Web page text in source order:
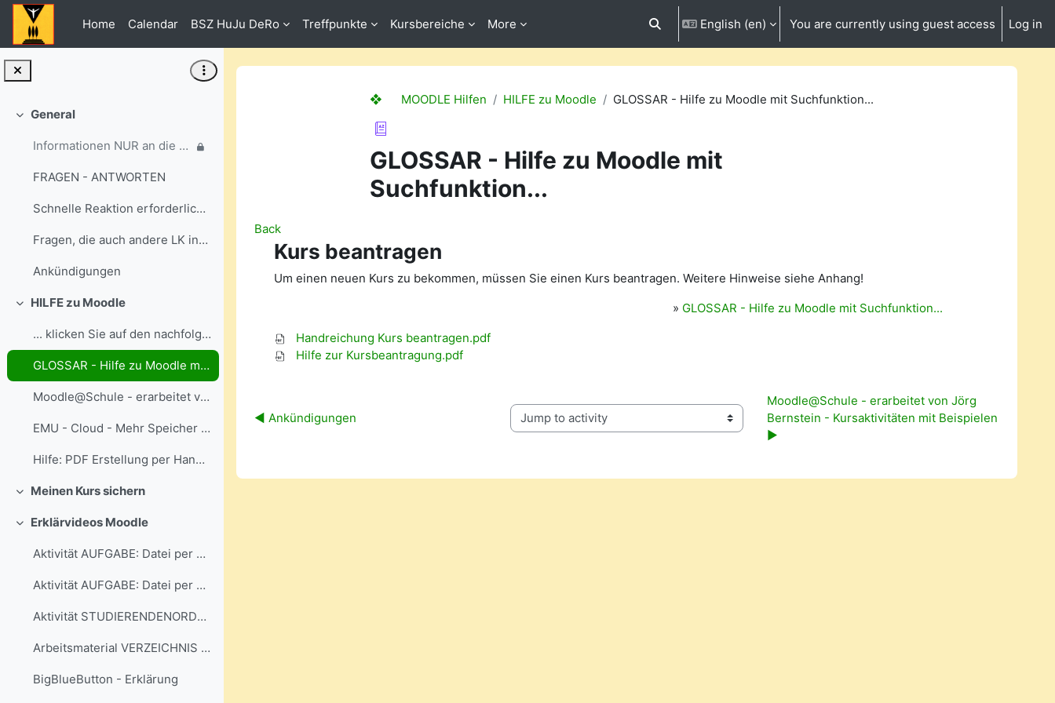
Skip to main content
Home
Calendar BSZ HuJu DeRo Treffpunkte Kursbereiche More Toggle search input
English ‎(en)‎ You are currently using guest access Log in
Collapse
General
Informationen NUR an die ausgewählten Gruppen
FRAGEN - ANTWORTEN
Schnelle Reaktion erforderlich? Dann nutzen Sie bi...
Fragen, die auch andere LK interessieren könnten - stellen SIE BITTE HIER ...
Ankündigungen
Collapse
HILFE zu Moodle
... klicken Sie auf den nachfolgenden Link:
GLOSSAR - Hilfe zu Moodle mit Suchfunktion...
Moodle@Schule - erarbeitet von Jörg Bernstein - Kursaktivitäten mit Beispielen
EMU - Cloud - Mehr Speicher gefällig?
Hilfe: PDF Erstellung per Handy + Dateiabgabe bei Aktivität "Aufgabe"
Collapse
Meinen Kurs sichern
Collapse
Erklärvideos Moodle
Aktivität AUFGABE: Datei per Handy abgeben
Aktivität AUFGABE: Datei per PC / Mac abgeben
Aktivität STUDIERENDENORDNER - Dateispeicher im Kurs
Arbeitsmaterial VERZEICHNIS nutzen
BigBlueButton - Erklärung
❖ MOODLE Hilfen HILFE zu Moodle GLOSSAR - Hilfe zu Moodle mit Suchfunktion...
GLOSSAR - Hilfe zu Moodle mit
Suchfunktion...
Back
Kurs beantragen
Um einen neuen Kurs zu bekommen, müssen Sie einen Kurs beantragen. Weitere Hinweise siehe Anhang!
» GLOSSAR - Hilfe zu Moodle mit Suchfunktion...
Handreichung Kurs beantragen.pdf
Hilfe zur Kursbeantragung.pdf
◀︎ Ankündigungen Jump to activity
Moodle@Schule - erarbeitet von Jörg
Bernstein - Kursaktivitäten mit Beispielen
▶︎